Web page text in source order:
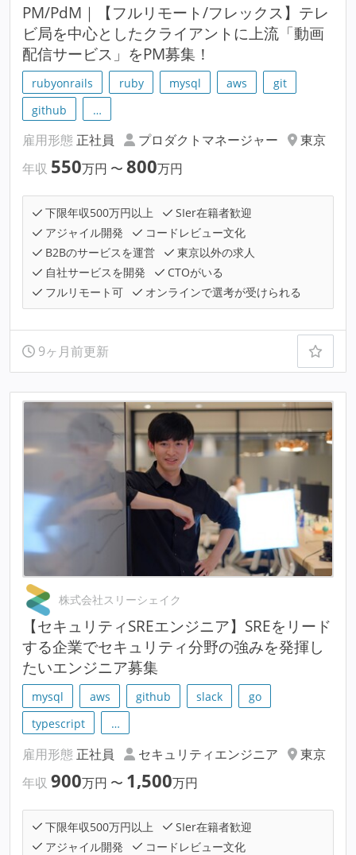
PM/PdM｜【フルリモート/フレックス】テレ
ビ局を中心としたクライアントに上流「動画
配信サービス」をPM募集！
rubyonrails ruby mysql aws
git
github
…
雇用形態 正社員 プロダクトマネージャー
東京
年収 550万円 〜 800万円
下限年収500万円以上
SIer在籍者歓迎
アジャイル開発
コードレビュー文化
B2Bのサービスを運営
東京以外の求人
自社サービスを開発
CTOがいる
フルリモート可
オンラインで選考が受けられる
9ヶ月前更新
株式会社スリーシェイク
【セキュリティSREエンジニア】SREをリード
する企業でセキュリティ分野の強みを発揮し
たいエンジニア募集
mysql aws github slack
go
typescript
…
雇用形態 正社員 セキュリティエンジニア
東京
年収 900万円 〜 1,500万円
下限年収500万円以上
SIer在籍者歓迎
アジャイル開発
コードレビュー文化